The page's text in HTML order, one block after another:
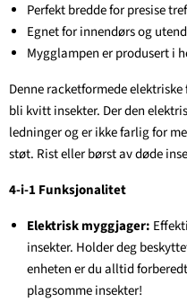
Perfekt bredde for presise
Egnet for innendørs og
Mygglampen er produsert i
Denne racketformede
bli kvitt insekter. Der den
ledninger og er ikke farlig for
støt. Rist eller børst av døde
4-i-1 Funksjonalitet
Elektrisk myggjager:
insekter. Holder deg
enheten er du alltid
plagsomme insekter!